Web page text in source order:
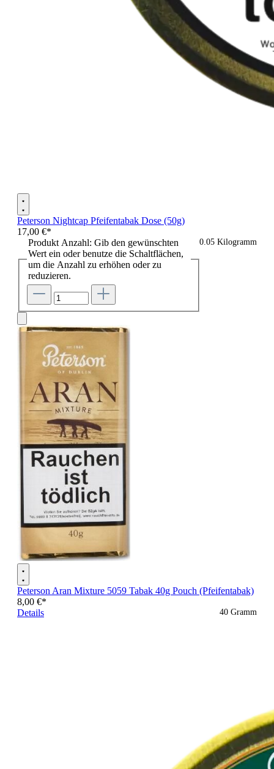
Peterson Nightcap Pfeifentabak Dose (50g)
17,00 €*
0.05 Kilogramm
Produkt Anzahl: Gib den gewünschten
Wert ein oder benutze die Schaltflächen,
um die Anzahl zu erhöhen oder zu
reduzieren.
Peterson Aran Mixture 5059 Tabak 40g Pouch (Pfeifentabak)
8,00 €*
40 Gramm
Details